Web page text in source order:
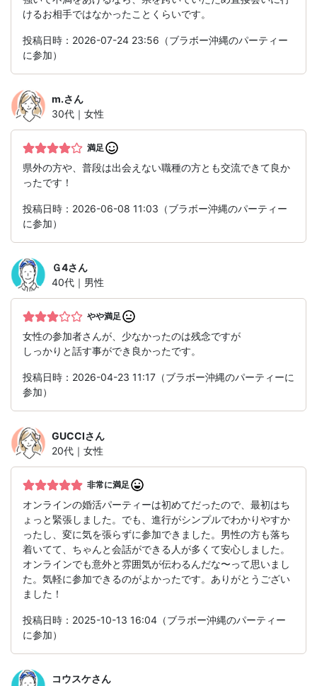
けるお相手ではなかったことくらいです。
投稿日時：2026-07-24 23:56（ブラボー沖縄のパーティー
に参加）
m.さん
30代｜女性
満足
県外の方や、普段は出会えない職種の方とも交流できて良か
ったです！
投稿日時：2026-06-08 11:03（ブラボー沖縄のパーティー
に参加）
Ｇ4さん
40代｜男性
やや満足
女性の参加者さんが、少なかったのは残念ですが
しっかりと話す事ができ良かったです。
投稿日時：2026-04-23 11:17（ブラボー沖縄のパーティーに
参加）
GUCCIさん
20代｜女性
非常に満足
オンラインの婚活パーティーは初めてだったので、最初はち
ょっと緊張しました。でも、進行がシンプルでわかりやすか
ったし、変に気を張らずに参加できました。男性の方も落ち
着いてて、ちゃんと会話ができる人が多くて安心しました。
オンラインでも意外と雰囲気が伝わるんだな〜って思いまし
た。気軽に参加できるのがよかったです。ありがとうござい
ました！
投稿日時：2025-10-13 16:04（ブラボー沖縄のパーティー
に参加）
コウスケさん